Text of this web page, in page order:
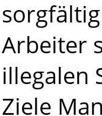
Arbeiter
illegalen
Ziele